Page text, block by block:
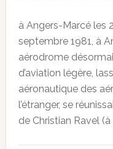
à Angers-Marcé les
septembre 1981, à
aérodrome
d’aviation légère,
aéronautique des
l’étranger, se
de Christian Ravel